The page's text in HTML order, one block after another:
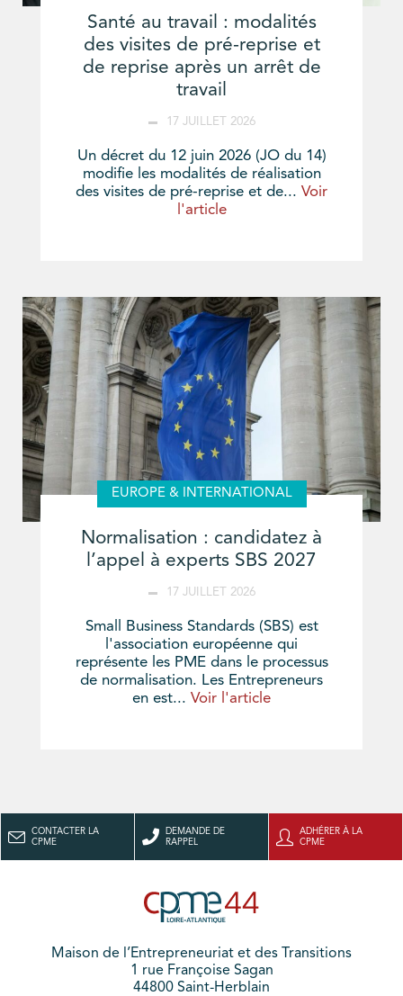
Santé au travail : modalités
des visites de pré-reprise et
de reprise après un arrêt de
travail
17 JUILLET 2026
Un décret du 12 juin 2026 (JO du 14)
modifie les modalités de réalisation
des visites de pré-reprise et de... Voir
l'article
EUROPE & INTERNATIONAL
Normalisation : candidatez à
l’appel à experts SBS 2027
17 JUILLET 2026
Small Business Standards (SBS) est
l'association européenne qui
représente les PME dans le processus
de normalisation. Les Entrepreneurs
en est... Voir l'article
CONTACTER LA
CPME
DEMANDE DE
RAPPEL
ADHÉRER À LA
CPME
Maison de l’Entrepreneuriat et des Transitions
1 rue Françoise Sagan
44800 Saint-Herblain